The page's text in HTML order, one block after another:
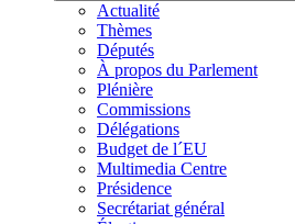
Actualité
Thèmes
Députés
À propos du Parlement
Plénière
Commissions
Délégations
Budget de l´EU
Multimedia Centre
Présidence
Secrétariat général